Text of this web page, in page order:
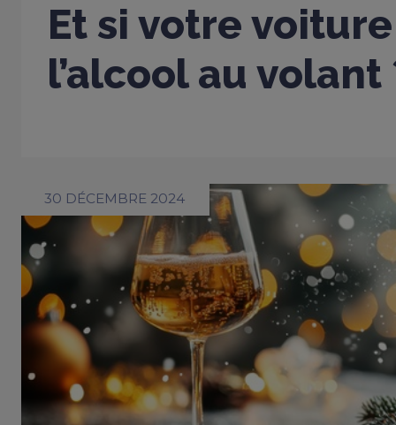
Et si votre
l’alcool au volant
30 DÉCEMBRE 2024